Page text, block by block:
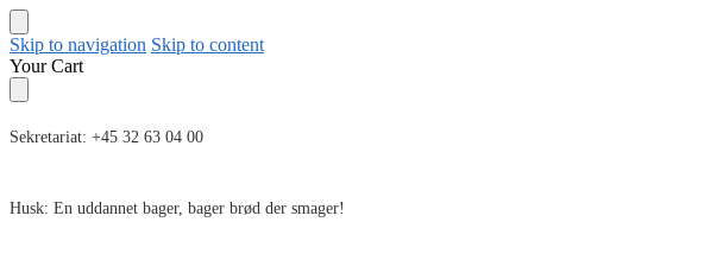
Skip to navigation Skip to content
Your Cart
Sekretariat: +45 32 63 04 00
Husk: En uddannet bager, bager brød der smager!